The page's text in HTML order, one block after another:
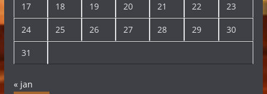
17 18 19 20 21 22 23
24 25 26 27 28 29 30
31
« jan